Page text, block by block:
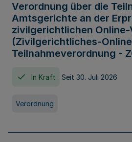
Verordnung über die
Amtsgerichte an der
zivilgerichtlichen
(Zivilgerichtliches-
Teilnahmeverordnung -
In Kraft Seit 30. Juli 2026
Verordnung